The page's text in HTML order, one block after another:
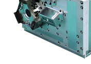
「革新
的衛星